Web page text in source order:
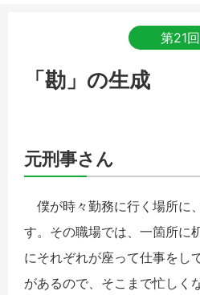
第21回
「勘」の生成
元刑事さん
僕が時々勤務に行く場所に
す。その職場では、一箇所に
にそれぞれが座って仕事をし
があるので、そこまで忙しく